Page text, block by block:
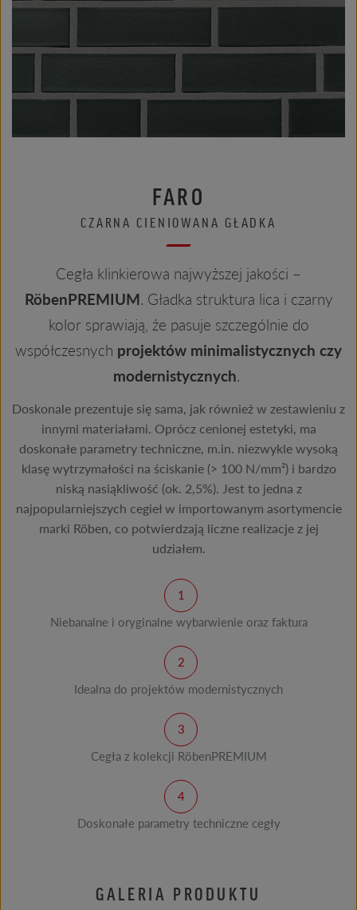
FARO
CZARNA CIENIOWANA GŁADKA
Cegła klinkierowa najwyższej jakości –
RöbenPREMIUM. Gładka struktura lica i czarny
kolor sprawiają, że pasuje szczególnie do
współczesnych projektów minimalistycznych czy
modernistycznych.
Doskonale prezentuje się sama, jak również w zestawieniu z
innymi materiałami. Oprócz cenionej estetyki, ma
doskonałe parametry techniczne, m.in. niezwykle wysoką
klasę wytrzymałości na ściskanie (> 100 N/mm²) i bardzo
niską nasiąkliwość (ok. 2,5%). Jest to jedna z
najpopularniejszych cegieł w importowanym asortymencie
marki Röben, co potwierdzają liczne realizacje z jej
udziałem.
Niebanalne i oryginalne wybarwienie oraz faktura
Idealna do projektów modernistycznych
Cegła z kolekcji RöbenPREMIUM
Doskonałe parametry techniczne cegły
GALERIA PRODUKTU